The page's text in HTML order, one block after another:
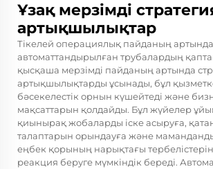
Ұзақ мерзімді
артықшылықтар
Тікелей операциялық пайданың артында
автоматтандырылған трубалардың
қысқаша мерзімді пайданың артында
артықшылықтарды ұсынады, бұл
бәсекелестік орнын күшейтеді және
мақсаттарын қолдайды. Бұл жүйелер
қиынырақ жобаларды іске асыруға,
талаптарын орындауға және
еңбек қорының нарықтағы
реакция беруге мүмкіндік береді.